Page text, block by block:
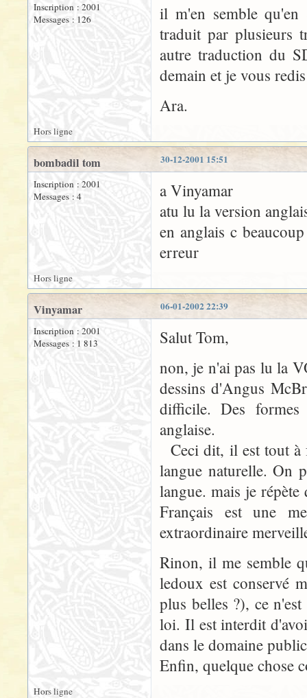
Inscription : 2001
Messages : 126
il m'en semble qu'en
traduit par plusieurs
autre traduction du
demain et je vous
Ara.
Hors ligne
30-12-2001 15:51
bombadil tom
Inscription : 2001
Messages : 4
a Vinyamar
atu lu la version
en anglais c
erreur
Hors ligne
06-01-2002 22:39
Vinyamar
Inscription : 2001
Messages : 1 813
Salut Tom,
non, je n'ai pas lu la
dessins d'Angus
difficile. Des formes
anglaise.
Ceci dit, il est tout à
langue naturelle. On
langue. mais je
Français est une
extraordinaire
Rinon, il me semble
ledoux est conservé
plus belles ?), ce
loi. Il est interdit
dans le domaine
Enfin, quelque chose
Hors ligne